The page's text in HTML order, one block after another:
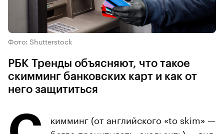
Фото: Shutterstock
РБК Тренды объясняют, что такое
скимминг банковских карт и как от
него защититься
кимминг (от английского «to skim» —